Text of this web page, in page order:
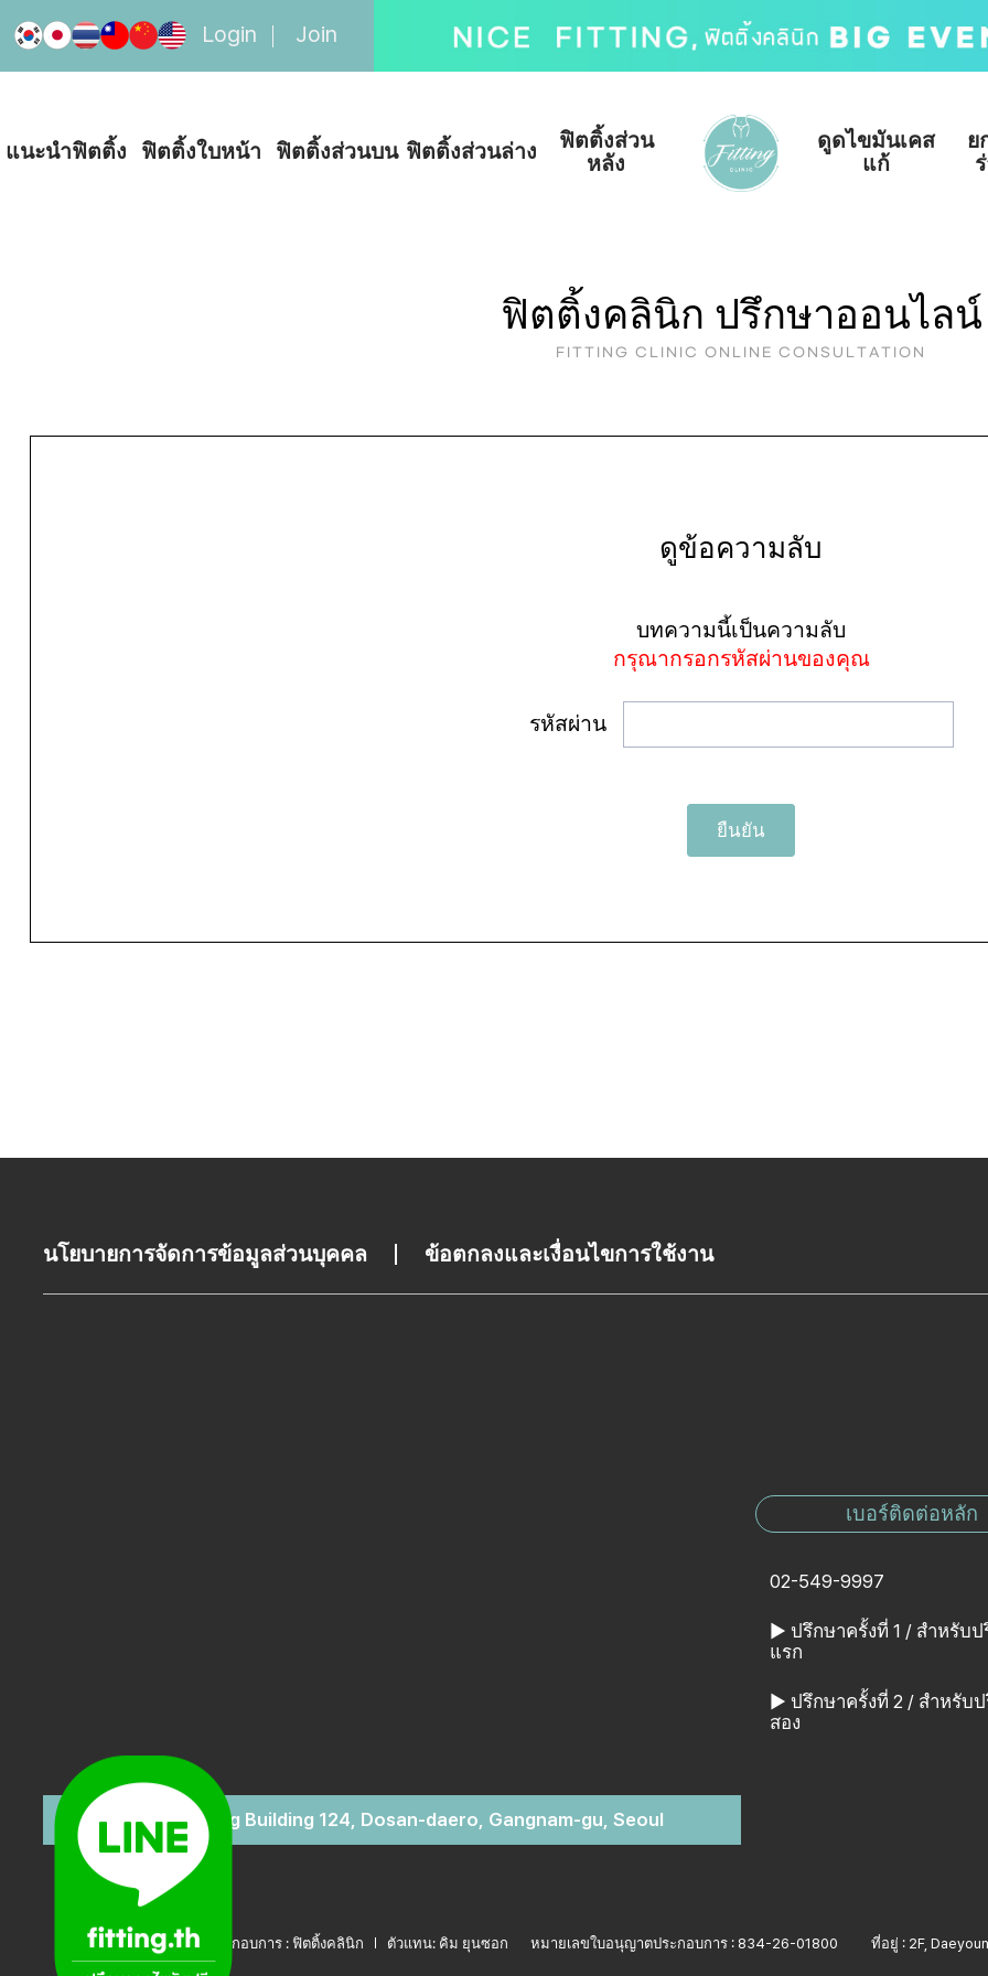
Login Join
แนะนำฟิตติ้ง ฟิตติ้งใบหน้า ฟิตติ้งส่วนบน ฟิตติ้งส่วนล่าง
ฟิตติ้งส่วน
หลัง
ดูดไขมันเคส
แก้
ย
ฟิตติ้งคลินิก ปรึกษาออนไลน์
FITTING CLINIC ONLINE CONSULTATION
ดูข้อความลับ
บทความนี้เป็นความลับ
กรุณากรอกรหัสผ่านของคุณ
รหัสผ่าน
ยืนยัน
นโยบายการจัดการข้อมูลส่วนบุคคล ข้อตกลงและเงื่อนไขการใช้งาน
2F, Daeyoung Building 124, Dosan-daero, Gangnam-gu, Seoul
เบอร์ติดต่อหลัก
02-549-9997
▶ ปรึกษาครั้งที่ 1 / สำหรับป
แรก
▶ ปรึกษาครั้งที่ 2 / สำหรับป
สอง
ชื่อผู้ประกอบการ : ฟิตติ้งคลินิก ตัวแทน: คิม ยุนซอก หมายเลขใบอนุญาตประกอบการ : 834-26-01800 ที่อยู่ : 2F,